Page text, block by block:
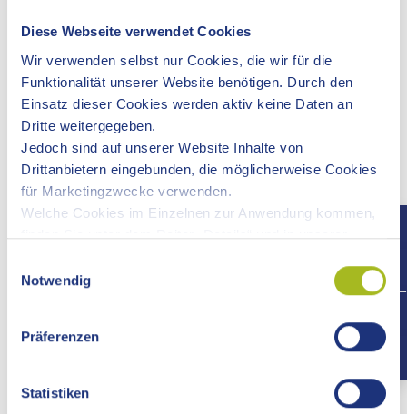
Diese Webseite verwendet Cookies
Wir verwenden selbst nur Cookies, die wir für die
Funktionalität unserer Website benötigen. Durch den
Einsatz dieser Cookies werden aktiv keine Daten an
Dritte weitergegeben.
Jedoch sind auf unserer Website Inhalte von
Drittanbietern eingebunden, die möglicherweise Cookies
für Marketingzwecke verwenden.
Welche Cookies im Einzelnen zur Anwendung kommen,
finden Sie unter dem Reiter „Details“ und in unserer
Notwendig
Präferenzen
Statistiken
Verfahrensablauf
Fristen
Erforderliche Unterlagen